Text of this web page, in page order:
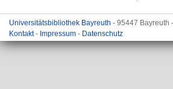
Universitätsbibliothek Bayreuth - 95447 Bayreuth
Kontakt- Impressum - Datenschutz